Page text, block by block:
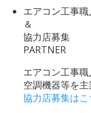
エアコン工事
＆
協力店募集
PARTNER
エアコン工事職
空調機器等を
協力店募集はこ